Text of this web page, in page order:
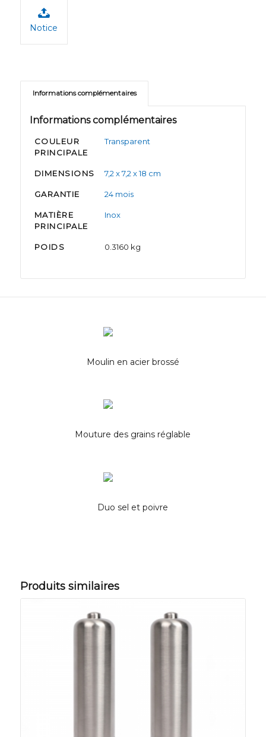
Notice
Informations complémentaires
Informations complémentaires
COULEUR
PRINCIPALE
Transparent
DIMENSIONS 7,2 x 7,2 x 18 cm
GARANTIE 24 mois
MATIÈRE
PRINCIPALE
Inox
POIDS 0.3160 kg
Moulin en acier brossé
Mouture des grains réglable
Duo sel et poivre
Produits similaires